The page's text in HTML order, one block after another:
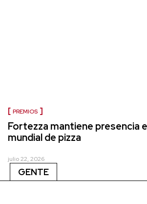
PREMIOS
Fortezza mantiene presencia
mundial de pizza
julio 22, 2026
GENTE